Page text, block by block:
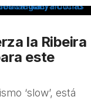
la Ribeira
este
‘slow’, está